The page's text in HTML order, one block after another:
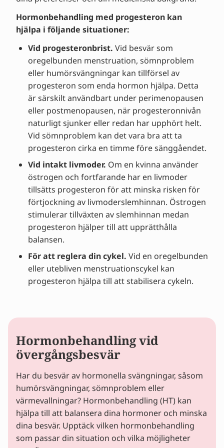
Hormonbehandling med progesteron kan
hjälpa i följande situationer:
Vid progesteronbrist. Vid besvär som
oregelbunden menstruation, sömnproblem
eller humörsvängningar kan tillförsel av
progesteron som enda hormon hjälpa. Detta
är särskilt användbart under perimenopausen
eller postmenopausen, när progesteronnivån
naturligt sjunker eller redan har upphört helt.
Vid sömnproblem kan det vara bra att ta
progesteron cirka en timme före sänggåendet.
Vid intakt livmoder. Om en kvinna använder
östrogen och fortfarande har en livmoder
tillsätts progesteron för att minska risken för
förtjockning av livmoderslemhinnan. Östrogen
stimulerar tillväxten av slemhinnan medan
progesteron hjälper till att upprätthålla
balansen.
För att reglera din cykel. Vid en oregelbunden
eller utebliven menstruationscykel kan
progesteron hjälpa till att stabilisera cykeln.
Hormonbehandling vid
övergångsbesvär
Har du besvär av hormonella svängningar, såsom
humörsvängningar, sömnproblem eller
värmevallningar? Hormonbehandling (HT) kan
hjälpa till att balansera dina hormoner och minska
dina besvär. Upptäck vilken hormonbehandling
som passar din situation och vilka möjligheter